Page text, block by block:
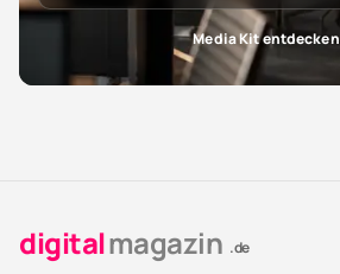
Media Kit entdecken
digitalmagazin .de